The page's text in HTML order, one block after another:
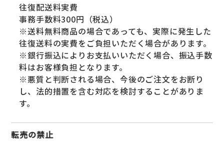
往復配送料実費
事務手数料300円（税込）
※送料無料商品の場合であっても、実際に発生した
往復送料の実費をご負担いただく場合があります。
※銀行振込によりお支払いいただく場合、振込手数
料はお客様負担となります。
※悪質と判断される場合、今後のご注文をお断り
し、法的措置を含む対応を検討することがありま
す。
転売の禁止